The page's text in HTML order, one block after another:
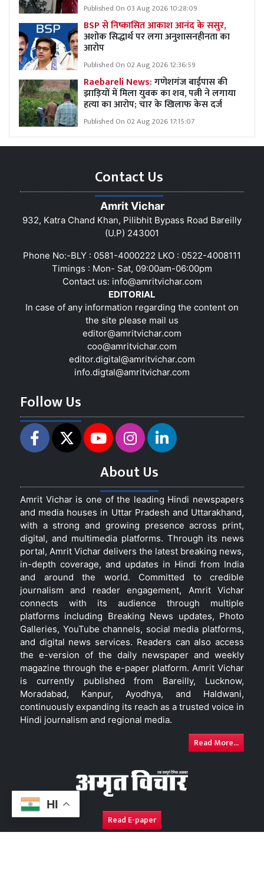
HI
Published On 03 Aug 2026 10:28:09
BSP से निष्कासित आकाश आनंद के ससुर,
अशोक सिद्धार्थ पर लगा अनुशासनहीनता का
आरोप
Published On 02 Aug 2026 12:36:59
Raebareli News:गणेशगंज बाईपास की
झाड़ियों में मिला युवक का शव, पत्नी ने लगाया
हत्या का आरोप; चार के खिलाफ केस दर्ज
Published On 02 Aug 2026 17:15:07
Contact Us
Amrit Vichar
932, Katra Chand Khan, Pilibhit Bypass Road Bareilly
(U.P) 243001
Phone No:-BLY : 0581-4000222 LKO : 0522-4008111
Timings : Mon- Sat, 09:00am-06:00pm
Contact us: info@amritvichar.com
EDITORIAL
In case of any information regarding the content on
the site please mail us
editor@amritvichar.com
coo@amritvichar.com
editor.digital@amritvichar.com
info.digtal@amritvichar.com
Follow Us
About Us
Amrit Vichar is one of the leading Hindi newspapers
and media houses in Uttar Pradesh and Uttarakhand,
with a strong and growing presence across print,
digital, and multimedia platforms. Through its news
portal, Amrit Vichar delivers the latest breaking news,
in-depth coverage, and updates in Hindi from India
and around the world. Committed to credible
journalism and reader engagement, Amrit Vichar
connects with its audience through multiple
platforms including Breaking News updates, Photo
Galleries, YouTube channels, social media platforms,
and digital news services. Readers can also access
the e-version of the daily newspaper and weekly
magazine through the e-paper platform. Amrit Vichar
is currently published from Bareilly, Lucknow,
Moradabad, Kanpur, Ayodhya, and Haldwani,
continuously expanding its reach as a trusted voice in
Hindi journalism and regional media.
Read More...
Read E-paper